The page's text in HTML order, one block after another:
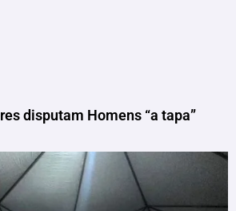
disputam Homens “a tapa”